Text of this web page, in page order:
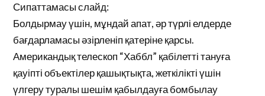
Сипаттамасы слайд:
Болдырмау үшін, мұндай апат, әр түрлі елдерде
бағдарламасы әзірленіп қатеріне қарсы.
Американдық телескоп “Хаббл” қабілетті тануға
қауіпті объектілер қашықтықта, жеткілікті үшін
үлгеру туралы шешім қабылдауға бомбылау